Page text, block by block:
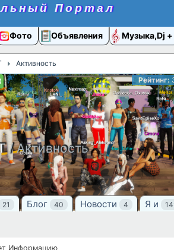
Портал
Фото Объявления Музыка,Dj
Активность
Рейтинг:
/ Активность
21 Блог 40 Новости 4 Я и
Информацию